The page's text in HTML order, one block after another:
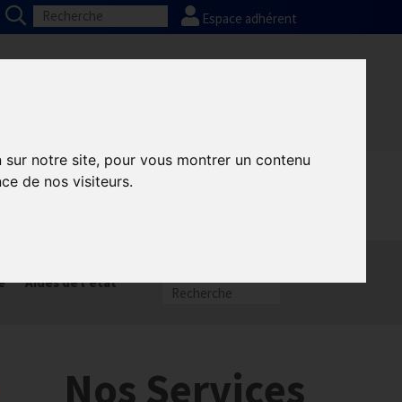
notre site, pour vous montrer un contenu
de nos visiteurs.
Espace adhérent
Aides de l’état
Nos Services